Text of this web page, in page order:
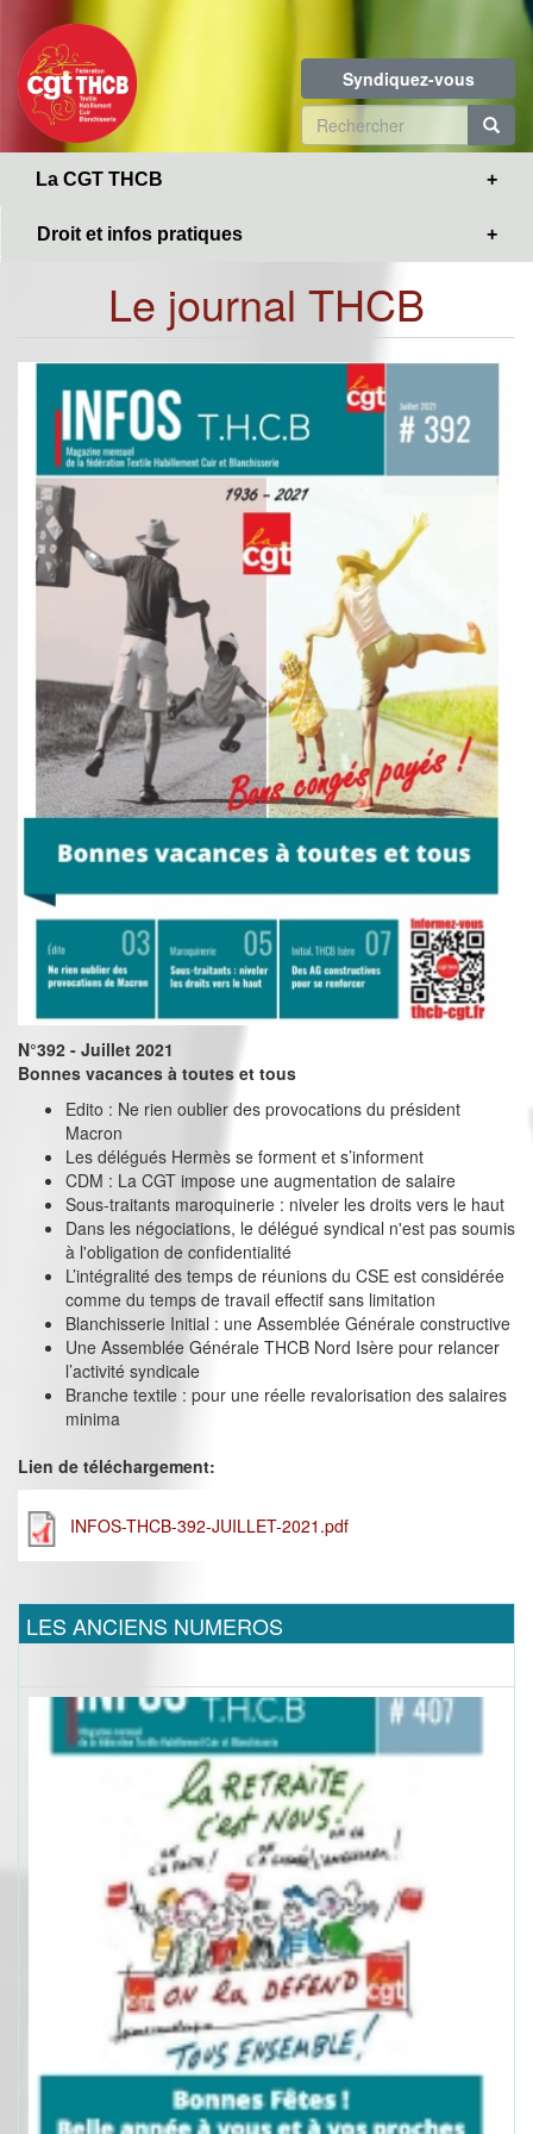
contenu
principal
Syndiquez-vous
Formulaire
de
La CGT THCB
Droit et infos pratiques
Le journal THCB
N°392 - Juillet 2021
Bonnes vacances à toutes et tous
Edito : Ne rien oublier des provocations du président
Macron
Les délégués Hermès se forment et s’informent
CDM : La CGT impose une augmentation de salaire
Sous-traitants maroquinerie : niveler les droits vers le haut
Dans les négociations, le délégué syndical n'est pas soumis
à l'obligation de confidentialité
L’intégralité des temps de réunions du CSE est considérée
comme du temps de travail effectif sans limitation
Blanchisserie Initial : une Assemblée Générale constructive
Une Assemblée Générale THCB Nord Isère pour relancer
l’activité syndicale
Branche textile : pour une réelle revalorisation des salaires
minima
Lien de téléchargement:
INFOS-THCB-392-JUILLET-2021.pdf
LES ANCIENS NUMEROS